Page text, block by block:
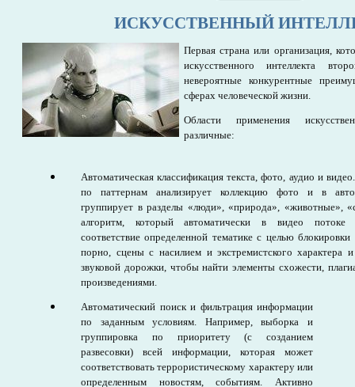
ИСКУССТВЕННЫЙ
Первая страна или организация,
искусственного интеллекта
невероятные конкурентные
сферах человеческой жизни.
Области применения
различные:
Автоматическая классификация текста, фото, аудио и
по паттернам анализирует коллекцию фото и в
группирует в разделы «люди», «природа», «животные»,
алгоритм, который автоматически в видео потоке
соответствие определенной тематике с целью
порно, сцены с насилием и экстремистского характера
звуковой дорожки, чтобы найти элементы схожести,
произведениями.
Автоматический поиск и фильтрация информации
по заданным условиям. Например, выборка и
группировка по приоритету (с созданием
развесовки) всей информации, которая может
соответствовать террористическому характеру или
определенным новостям, событиям. Активно